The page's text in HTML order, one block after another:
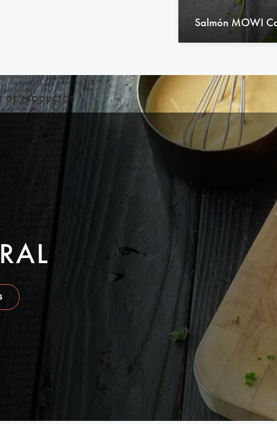
Polska
United States
English
Global
Salmón MOWI
DE PRODUCTOS